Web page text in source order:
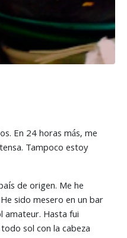
En 24 horas más, me
Tampoco estoy
de origen. Me he
sido mesero en un bar
amateur. Hasta fui
sol con la cabeza